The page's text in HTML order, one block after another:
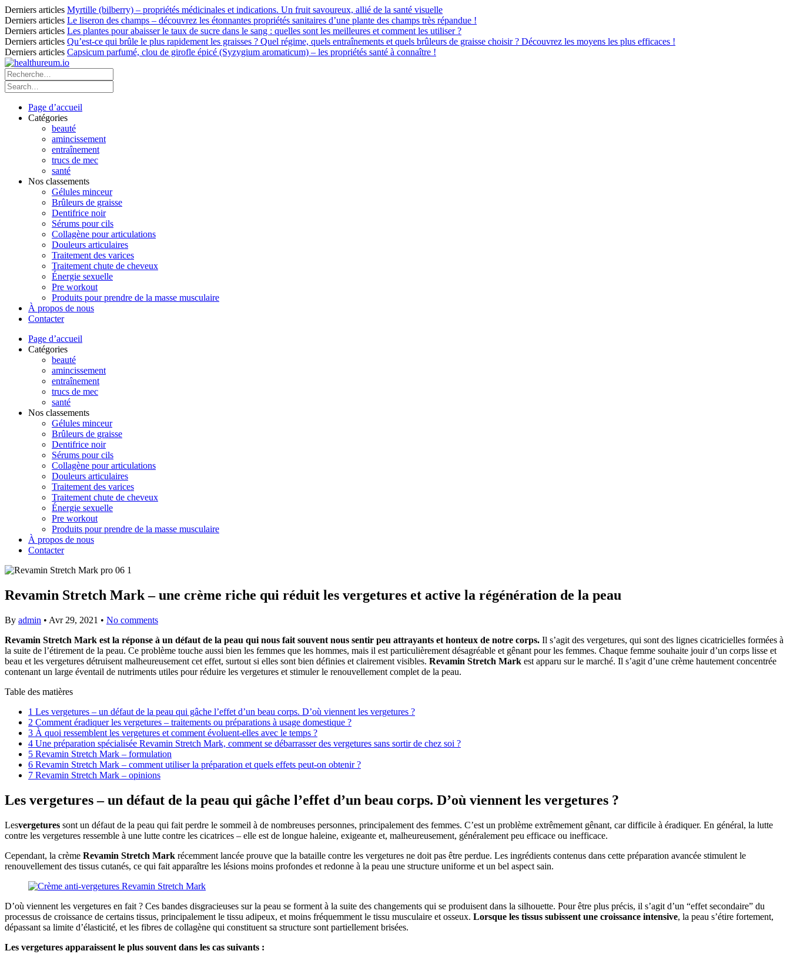
Derniers articles Myrtille (bilberry) – propriétés médicinales et indications. Un fruit savoureux, allié de la santé visuelle
Derniers articles Le liseron des champs – découvrez les étonnantes propriétés sanitaires d’une plante des champs très répandue !
Derniers articles Les plantes pour abaisser le taux de sucre dans le sang : quelles sont les meilleures et comment les utiliser ?
Derniers articles Qu’est-ce qui brûle le plus rapidement les graisses ? Quel régime, quels entraînements et quels brûleurs de graisse choisir ? Découvrez les moyens les plus efficaces !
Derniers articles Capsicum parfumé, clou de girofle épicé (Syzygium aromaticum) – les propriétés santé à connaître !
Page d’accueil
Catégories
beauté
amincissement
entraînement
trucs de mec
santé
Nos classements
Gélules minceur
Brûleurs de graisse
Dentifrice noir
Sérums pour cils
Collagène pour articulations
Douleurs articulaires
Traitement des varices
Traitement chute de cheveux
Énergie sexuelle
Pre workout
Produits pour prendre de la masse musculaire
À propos de nous
Contacter
Page d’accueil
Catégories
beauté
amincissement
entraînement
trucs de mec
santé
Nos classements
Gélules minceur
Brûleurs de graisse
Dentifrice noir
Sérums pour cils
Collagène pour articulations
Douleurs articulaires
Traitement des varices
Traitement chute de cheveux
Énergie sexuelle
Pre workout
Produits pour prendre de la masse musculaire
À propos de nous
Contacter
Revamin Stretch Mark – une crème riche qui réduit les vergetures et active la régénération de la peau
By admin • Avr 29, 2021 • No comments
Revamin Stretch Mark est la réponse à un défaut de la peau qui nous fait souvent nous sentir peu attrayants et honteux de notre corps. Il s’agit des vergetures, qui sont des lignes cicatricielles formées à
la suite de l’étirement de la peau. Ce problème touche aussi bien les femmes que les hommes, mais il est particulièrement désagréable et gênant pour les femmes. Chaque femme souhaite jouir d’un corps lisse et
beau et les vergetures détruisent malheureusement cet effet, surtout si elles sont bien définies et clairement visibles. Revamin Stretch Mark est apparu sur le marché. Il s’agit d’une crème hautement concentrée
contenant un large éventail de nutriments utiles pour réduire les vergetures et stimuler le renouvellement complet de la peau.
Table des matières
1 Les vergetures – un défaut de la peau qui gâche l’effet d’un beau corps. D’où viennent les vergetures ?
2 Comment éradiquer les vergetures – traitements ou préparations à usage domestique ?
3 À quoi ressemblent les vergetures et comment évoluent-elles avec le temps ?
4 Une préparation spécialisée Revamin Stretch Mark, comment se débarrasser des vergetures sans sortir de chez soi ?
5 Revamin Stretch Mark – formulation
6 Revamin Stretch Mark – comment utiliser la préparation et quels effets peut-on obtenir ?
7 Revamin Stretch Mark – opinions
Les vergetures – un défaut de la peau qui gâche l’effet d’un beau corps. D’où viennent les vergetures ?
Lesvergetures sont un défaut de la peau qui fait perdre le sommeil à de nombreuses personnes, principalement des femmes. C’est un problème extrêmement gênant, car difficile à éradiquer. En général, la lutte
contre les vergetures ressemble à une lutte contre les cicatrices – elle est de longue haleine, exigeante et, malheureusement, généralement peu efficace ou inefficace.
Cependant, la crème Revamin Stretch Mark récemment lancée prouve que la bataille contre les vergetures ne doit pas être perdue. Les ingrédients contenus dans cette préparation avancée stimulent le
renouvellement des tissus cutanés, ce qui fait apparaître les lésions moins profondes et redonne à la peau une structure uniforme et un bel aspect sain.
D’où viennent les vergetures en fait ? Ces bandes disgracieuses sur la peau se forment à la suite des changements qui se produisent dans la silhouette. Pour être plus précis, il s’agit d’un “effet secondaire” du
processus de croissance de certains tissus, principalement le tissu adipeux, et moins fréquemment le tissu musculaire et osseux. Lorsque les tissus subissent une croissance intensive, la peau s’étire fortement,
dépassant sa limite d’élasticité, et les fibres de collagène qui constituent sa structure sont partiellement brisées.
Les vergetures apparaissent le plus souvent dans les cas suivants :